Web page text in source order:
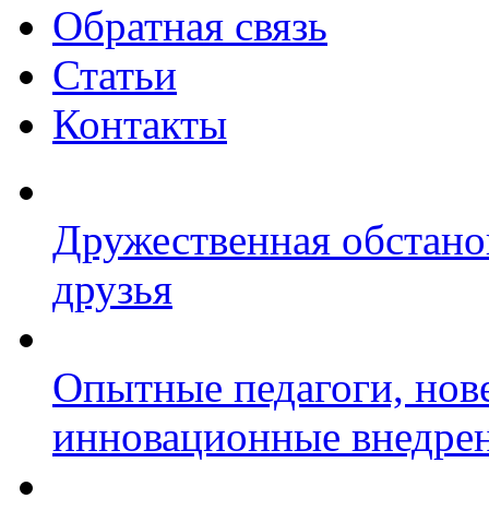
Обратная связь
Статьи
Контакты
Дружественная
друзья
Опытные педагоги,
инновационные